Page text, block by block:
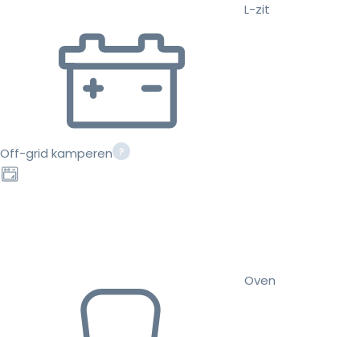
L-zit
Off-grid kamperen
Oven